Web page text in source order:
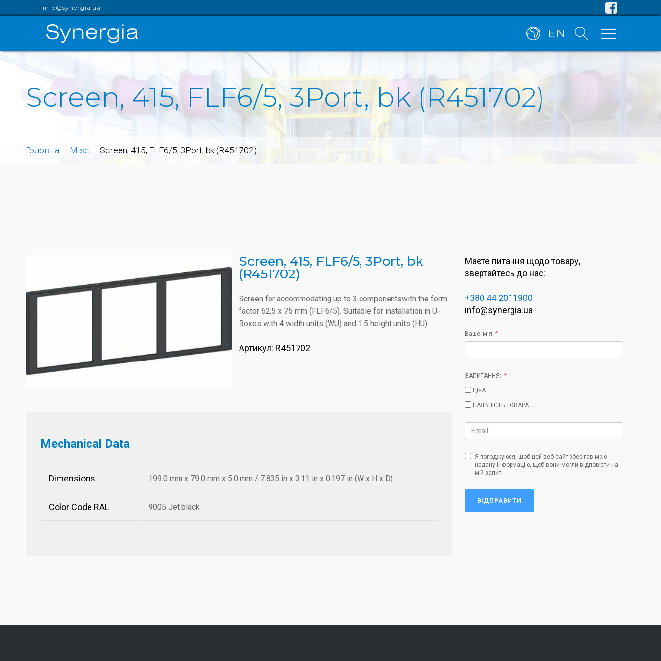
info@synergia.ua
EN
Screen, 415, FLF6/5, 3Port, bk (R451702)
Головна — Misc — Screen, 415, FLF6/5, 3Port, bk (R451702)
Screen, 415, FLF6/5, 3Port, bk
(R451702)
Screen for accommodating up to 3 componentswith the form
factor 62.5 x 75 mm (FLF6/5). Suitable for installation in U-
Boxes with 4 width units (WU) and 1.5 height units (HU).
Артикул: R451702
Mechanical Data
Dimensions 199.0 mm x 79.0 mm x 5.0 mm / 7.835 in x 3.11 in x 0.197 in (W x H x D)
Color Code RAL 9005 Jet black
Маєте питання щодо товару,
звертайтесь до нас:
+380 44 2011900
info@synergia.ua
Ваше ім'я
ЗАПИТАННЯ:
ЦІНА
НАЯВНІСТЬ ТОВАРА
Я погоджуюся, щоб цей веб-сайт зберігав мою
надану інформацію, щоб вони могли відповісти на
мій запит
ВІДПРАВИТИ